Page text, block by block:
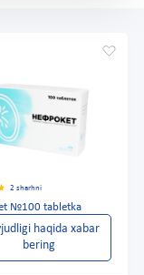
2 sharhni
№100 tabletka
haqida xabar
bering